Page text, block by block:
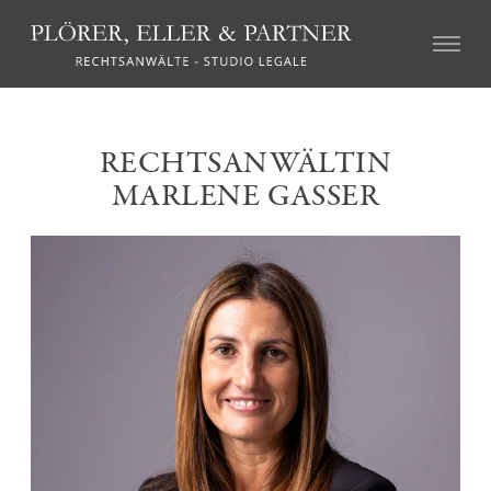
Immobilienrecht
Erbschaftsrecht
Forderungseintreibung und Zwangsvollstreckungen
Agrarrecht und Höferecht
Vereinsrecht und Genossenschaftsrecht
Mediation und alternative Streitbeilegung
STRAFRECHT
RECHTSANWÄLTIN
MARLENE GASSER